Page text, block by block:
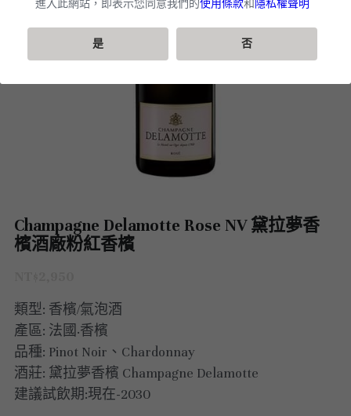
白酒 white wine
美國｜頂級膜拜酒
美國｜進階選酒
白酒 white wine
匈牙利 Hungary
精選白酒 white wine
阿根廷 Argentina
阿根廷｜日常選酒
紐西蘭｜日常選酒
白酒 white wine
澳洲 ｜收藏級珍藏
白酒 white wine
紅酒 red wine
智利｜日常選酒
紅酒 red wine
德國｜精選紅酒
德國｜精選白酒
西班牙 Spain
西班牙｜收藏級珍藏
紅酒 red wine
義大利 Italy
義大利｜收藏級珍藏
義大利｜進階選酒
氣泡酒 sparkling
香檳｜收藏級珍藏
香檳｜進階選酒
香檳｜日常選酒
法國 France
法國｜日常選酒
法國｜收藏級珍藏
勃艮第Bourgogne
勃根地｜收藏級珍藏
波爾多Bordeaux
勃根地｜進階選酒
勃根地｜收藏級珍藏
波爾多列級酒｜常規
波爾多列級酒｜頂級珍藏
西班牙
西班牙｜日常選酒
義大利｜日常選酒
義大利｜進階選酒
美國｜進階選酒
美國｜頂級膜拜酒
智利｜日常選酒
智利｜進階選酒
阿根廷
阿根廷｜日常選酒
澳洲｜收藏級珍藏
黎巴嫩｜精選白酒
黎巴嫩｜精選紅酒
香檳｜進階選酒
香檳｜收藏級珍藏
VIP快訊
Champagne Delamotte Rose NV 黛拉夢香
檳酒廠粉紅香檳
類型: 香檳/氣泡酒
產區: 法國·香檳
品種: Pinot Noir、Chardonnay
酒莊: 黛拉夢香檳 Champagne Delamotte
建議試飲期:現在-2030
波爾多列級酒｜頂級珍藏
勃根地｜進階選酒
義大利｜收藏級珍藏
義大利｜日常選酒
西班牙｜日常選酒
西班牙｜收藏級珍藏
進入此網站，即表示您同意我們的使用條款和 隱私權聲明
是 否